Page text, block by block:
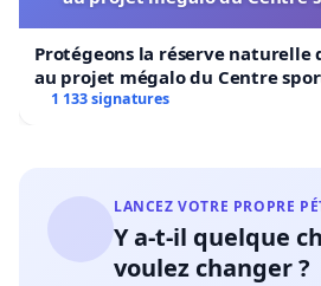
Protégeons la réserve naturelle
au projet mégalo du Centre
1 133 signatures
LANCEZ VOTRE PROPRE
Y a-t-il quelque
voulez changer ?